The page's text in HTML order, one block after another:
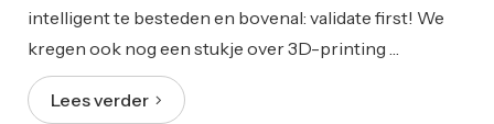
intelligent te besteden en bovenal: validate first! We
kregen ook nog een stukje over 3D-printing …
Lees verder